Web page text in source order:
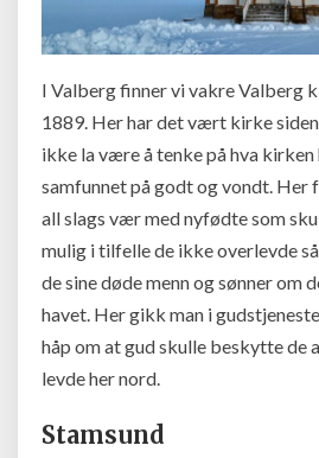
I Valberg finner vi vakre Valberg
1889. Her har det vært kirke
ikke la være å tenke på hva
samfunnet på godt og vondt. Her
all slags vær med nyfødte som
mulig i tilfelle de ikke overlevde
de sine døde menn og sønner om
havet. Her gikk man i
håp om at gud skulle beskytte de
levde her nord.
Stamsund